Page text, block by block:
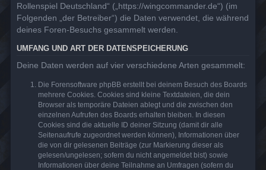
Rollenspiel Deutschland“ („https://wingcommander.de“) (im
Folgenden „der Betreiber“) die Daten verwendet, die während
deines Foren-Besuchs gesammelt werden.
UMFANG UND ART DER DATENSPEICHERUNG
Deine Daten werden auf vier verschiedene Arten gesammelt:
Die Forensoftware phpBB erstellt bei deinem Besuch des Boards
mehrere Cookies. Cookies sind kleine Textdateien, die dein
Browser als temporäre Dateien ablegt und die zwischen den
einzelnen Aufrufen des Boards erhalten bleiben. In diesen
Cookies sind die aktuelle ID deiner Sitzung (damit dir alle
Seitenaufrufe zugeordnet werden können), Informationen über
die von dir gelesenen Beiträge (zur Markierung dieser als
gelesen/ungelesen; sofern du nicht angemeldet bist) sowie
Informationen über deine Teilnahme an Umfragen (sofern du